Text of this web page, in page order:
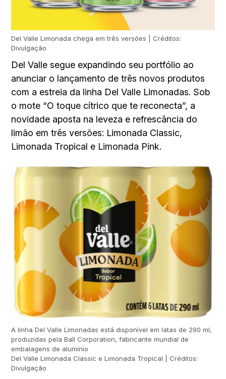
Del Valle Limonada chega em três versões | Créditos:
Divulgação
Del Valle segue expandindo seu portfólio ao
anunciar o lançamento de três novos produtos
com a estreia da linha Del Valle Limonadas. Sob
o mote “O toque cítrico que te reconecta”, a
novidade aposta na leveza e refrescância do
limão em três versões: Limonada Classic,
Limonada Tropical e Limonada Pink.
A linha Del Valle Limonadas está disponível em latas de 290 ml,
produzidas pela Ball Corporation, fabricante mundial de
embalagens de alumínio
Del Valle Limonada Classic e Limonada Tropical | Créditos:
Divulgação